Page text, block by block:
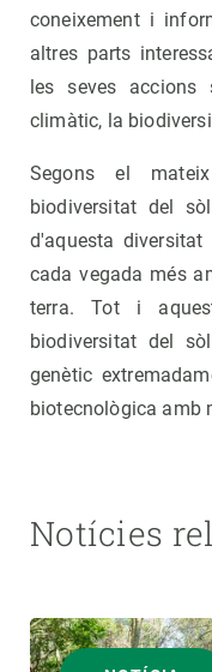
coneixement i
altres parts
les seves
climàtic, la
Segons el
biodiversitat del
d'aquesta diversitat
cada vegada més
terra. Tot i
biodiversitat del
genètic
biotecnològica amb
Notícies